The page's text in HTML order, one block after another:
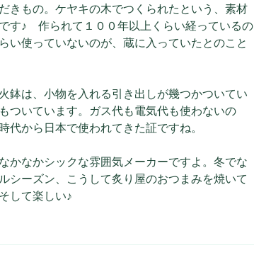
きもの。ケヤキの木でつくられたという、素材
す♪ 作られて１００年以上くらい経っているの
い使っていないのが、蔵に入っていたとのこと
鉢は、小物を入れる引き出しが幾つかついてい
ついています。ガス代も電気代も使わないの
代から日本で使われてきた証ですね。
かなかシックな雰囲気メーカーですよ。冬でな
シーズン、こうして炙り屋のおつまみを焼いて
して楽しい♪